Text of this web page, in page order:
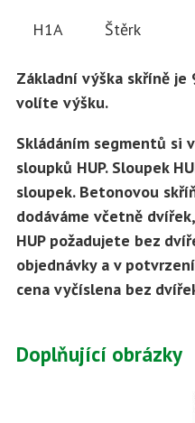
H1A Štěrk
Základní výška skříně je
volíte výšku.
Skládáním segmentů si
sloupků HUP. Sloupek
sloupek. Betonovou
dodáváme včetně
HUP požadujete bez
objednávky a v
cena vyčíslena bez
Doplňující obrázky